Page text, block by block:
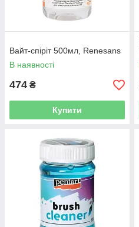
Вайт-спіріт 500мл, Renesans
В наявності
474 ₴
Купити